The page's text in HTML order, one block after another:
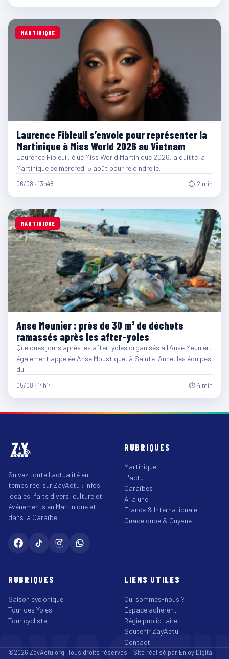
MARTINIQUE
Laurence Fibleuil s’envole pour représenter la
Martinique à Miss World 2026 au Vietnam
Laurence Fibleuil, élue Miss World Martinique 2026, a quitté la
Martinique ce mercredi 5 août pour rejoindre le…
06/08 · 13h48 ⏱ 2 min
MARTINIQUE
Anse Meunier : près de 30 m³ de déchets
ramassés après les after-yoles
Quelques jours après les after-yoles organisés à l'Anse Meunier,
également appelée Anse Moustique, à Sainte-Anne, les équipes
du…
05/08 · 14h14 ⏱ 4 min
Suivez toute l'actualité en
temps réel sur ZayActu : infos
locales, faits divers, culture et
événements en Martinique et
dans la Caraïbe.
RUBRIQUES
Martinique
L'actu
Caraïbes
À la une
France & Internationale
Guadeloupe & Guyane
RUBRIQUES
Saison cyclonique
Tour des Yoles
Tour cycliste
LIENS UTILES
Qui sommes-nous ?
Espace adhérent
Régie publicitaire
Soutenir ZayActu
Contact
©2026 ZayActu.org. Tous droits réservés. · Site réalisé par Enjoy Digital